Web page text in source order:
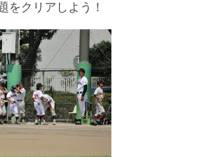
をクリアしよう！